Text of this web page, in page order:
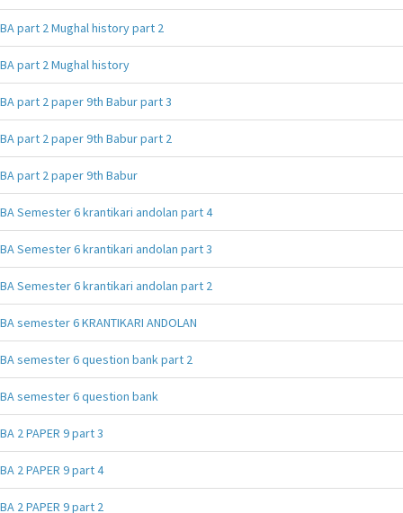
BA part 2 Mughal history part 2
BA part 2 Mughal history
BA part 2 paper 9th Babur part 3
BA part 2 paper 9th Babur part 2
BA part 2 paper 9th Babur
BA Semester 6 krantikari andolan part 4
BA Semester 6 krantikari andolan part 3
BA Semester 6 krantikari andolan part 2
BA semester 6 KRANTIKARI ANDOLAN
BA semester 6 question bank part 2
BA semester 6 question bank
BA 2 PAPER 9 part 3
BA 2 PAPER 9 part 4
BA 2 PAPER 9 part 2